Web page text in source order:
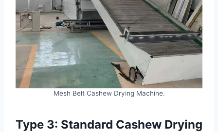
Mesh Belt Cashew Drying Machine.
Type 3: Standard Cashew Drying